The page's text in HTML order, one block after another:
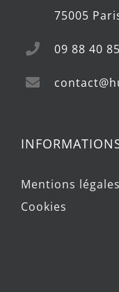
75005
09 88 40
Mentions légales
Cookies